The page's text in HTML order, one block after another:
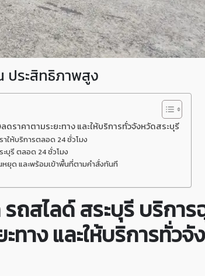
ประสิทธิภาพสูง
าคาตามระยะทาง และให้บริการทั่วจังหวัดสระบุรี
ให้บริการตลอด 24 ชั่วโมง
บุรี ตลอด 24 ชั่วโมง
หยุด และพร้อมเข้าพื้นที่ตามคำสั่งทันที
ถสไลด์ สระบุรี บริการ
าง และให้บริการทั่วจั